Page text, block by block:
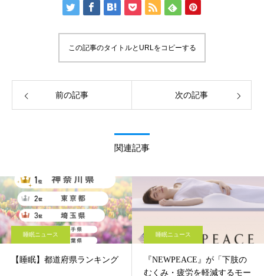
この記事のタイトルとURLをコピーする
前の記事 次の記事
関連記事
睡眠ニュース
【睡眠】都道府県ランキング
睡眠ニュース
『NEWPEACE』が「下肢の
むくみ・疲労を軽減するモー